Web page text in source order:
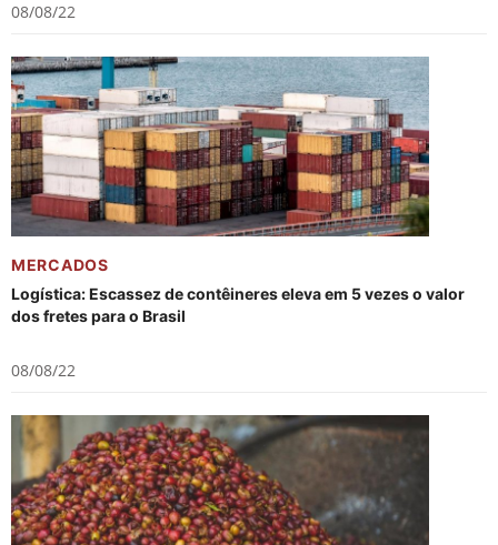
08/08/22
MERCADOS
Logística: Escassez de contêineres eleva em 5 vezes o valor
dos fretes para o Brasil
08/08/22